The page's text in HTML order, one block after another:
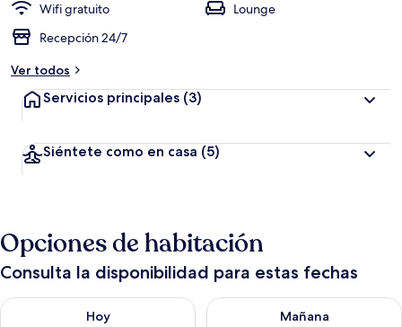
Wifi gratuito
Lounge
Recepción 24/7
Ver todos
Servicios principales (3)
Siéntete como en casa (5)
Opciones de habitación
Consulta la disponibilidad para estas fechas
Hoy
Consulta la disponibilidad para hoy ago 6 - ago 7
Mañana
Consulta la disponibilidad